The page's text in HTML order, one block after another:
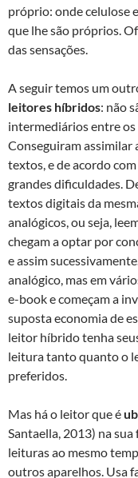
próprio: onde celulose
que lhe são próprios.
das sensações.
A seguir temos um
leitores híbridos: não
intermediários entre os
Conseguiram assimilar
textos, e de acordo
grandes dificuldades.
textos digitais da
analógicos, ou seja,
chegam a optar por
e assim
analógico, mas em
e-book e começam a
suposta economia de
leitor híbrido tenha
leitura tanto quanto o
preferidos.
Mas há o leitor que é
Santaella, 2013) na
leituras ao mesmo
outros aparelhos. Usa